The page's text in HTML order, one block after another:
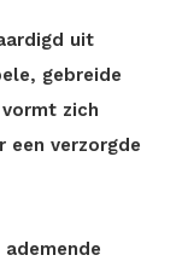
uit
gebreide
zich
een verzorgde